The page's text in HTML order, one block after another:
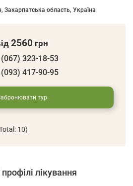
область, Україна
2560 грн
323-18-53
417-90-95
тур
10)
лікування